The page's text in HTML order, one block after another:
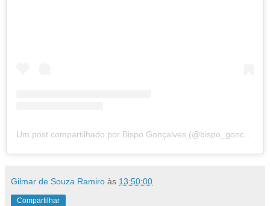
Um post compartilhado por Bispo Gonçalves (@bispo_goncalves)
Gilmar de Souza Ramiro às 13:50:00
Compartilhar